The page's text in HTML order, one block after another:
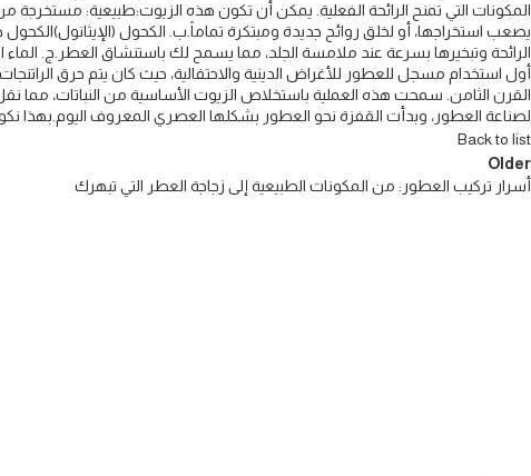
المكونات التي تمنح الرائحة الفعلية. يمكن أن تكون هذه الزيوت:​طبيعية: مستخرجة من
يصعب استخراجها، أو لخلق روائح جديدة ومبتكرة تماماً.​ب. الكحول
القرن الثامن. سمحت هذه العملية باستخلاص الزيوت الأساسية من النباتات، مما
لصناعة العطور، وبدأت القفزة نحو العطور بشكلها العصري المعروف
Back to list
Older
أسرار تركيب العطور: من المكونات الطبيعية إلى زجاجة العطر التي تبهرك